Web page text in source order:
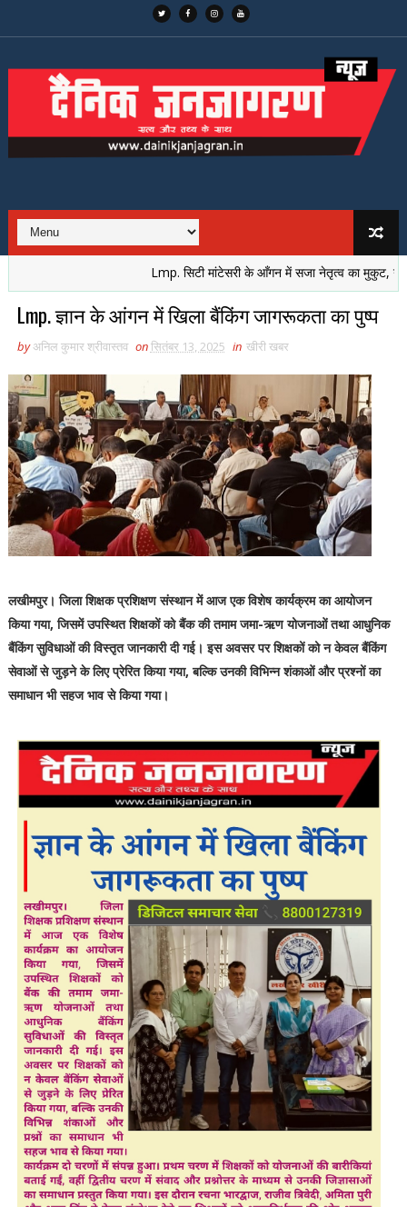
Lmp. सिटी मांटेसरी के आँगन में सजा नेतृत्व का मुकुट, नई पीढ़ी
Lmp. ज्ञान के आंगन में खिला बैंकिंग जागरूकता का पुष्प
byअनिल कुमार श्रीवास्तव onसितंबर 13, 2025 in खीरी खबर
लखीमपुर। जिला शिक्षक प्रशिक्षण संस्थान में आज एक विशेष कार्यक्रम का आयोजन
किया गया, जिसमें उपस्थित शिक्षकों को बैंक की तमाम जमा-ऋण योजनाओं तथा आधुनिक
बैंकिंग सुविधाओं की विस्तृत जानकारी दी गई। इस अवसर पर शिक्षकों को न केवल बैंकिंग
सेवाओं से जुड़ने के लिए प्रेरित किया गया, बल्कि उनकी विभिन्न शंकाओं और प्रश्नों का
समाधान भी सहज भाव से किया गया।